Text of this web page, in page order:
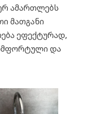
ამართლებს
მათგანი
ეფექტურად,
და